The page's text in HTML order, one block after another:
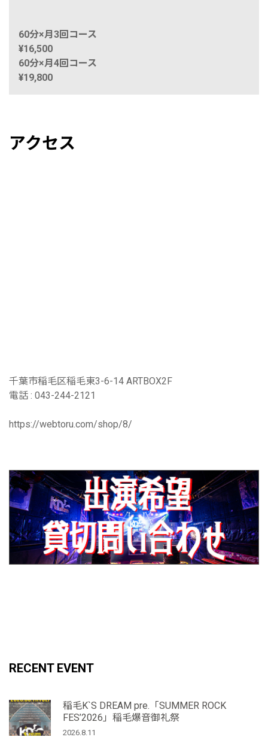
60分×月3回コース
¥16,500
60分×月4回コース
¥19,800
アクセス
千葉市稲毛区稲毛東3-6-14 ARTBOX2F
電話 : 043-244-2121
https://webtoru.com/shop/8/
RECENT EVENT
稲毛K`S DREAM pre.「SUMMER ROCK
FES’2026」稲毛爆音御礼祭
2026.8.11